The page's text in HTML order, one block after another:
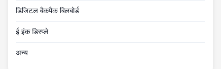
डिजिटल बैकपैक बिलबोर्ड
ई इंक डिस्प्ले
अन्य